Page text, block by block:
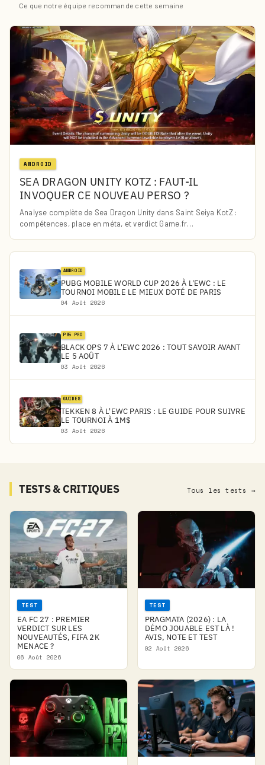
Ce que notre équipe recommande cette semaine
ANDROID
SEA DRAGON UNITY KOTZ : FAUT-IL
INVOQUER CE NOUVEAU PERSO ?
Analyse complète de Sea Dragon Unity dans Saint Seiya KotZ :
compétences, place en méta, et verdict Game.fr…
ANDROID
PUBG MOBILE WORLD CUP 2026 À L'EWC : LE
TOURNOI MOBILE LE MIEUX DOTÉ DE PARIS
04 Août 2026
PS5 PRO
BLACK OPS 7 À L'EWC 2026 : TOUT SAVOIR AVANT
LE 5 AOÛT
03 Août 2026
GUIDES
TEKKEN 8 À L'EWC PARIS : LE GUIDE POUR SUIVRE
LE TOURNOI À 1M$
03 Août 2026
TESTS & CRITIQUES Tous les tests →
TEST
EA FC 27 : PREMIER
VERDICT SUR LES
NOUVEAUTÉS, FIFA 2K
MENACE ?
06 Août 2026
TEST
PRAGMATA (2026) : LA
DÉMO JOUABLE EST LÀ !
AVIS, NOTE ET TEST
02 Août 2026